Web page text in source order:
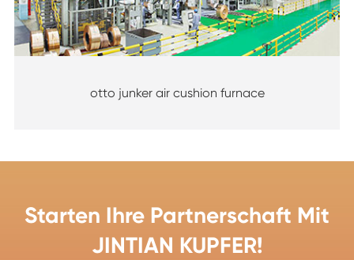
otto junker air cushion furnace
Starten Ihre Partnerschaft Mit
JINTIAN KUPFER!